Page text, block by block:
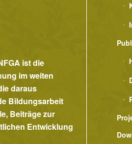
ist die
im weiten
daraus
Bildungsarbeit
Beiträge zur
Entwicklung